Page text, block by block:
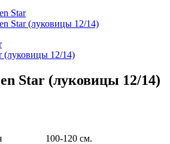
Star (луковицы 12/14)
100-120 см.